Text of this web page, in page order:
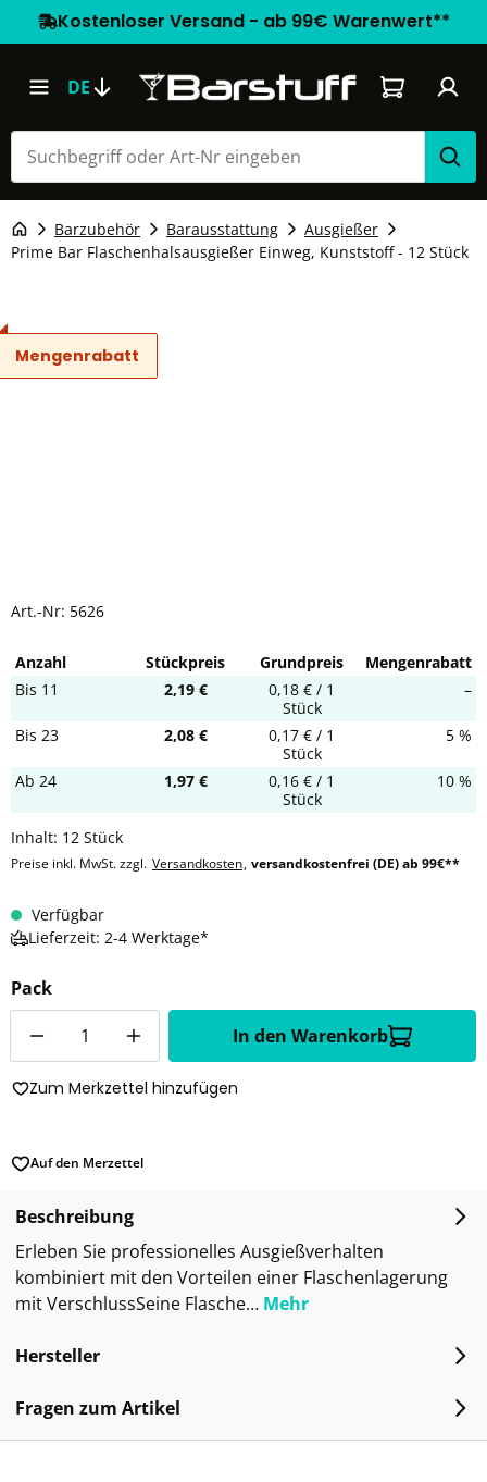
Kostenloser Versand - ab 99€ Warenwert**
DE Warenkorb
Barzubehör Barausstattung
Ausgießer
Prime Bar Flaschenhalsausgießer Einweg, Kunststoff - 12 Stück
Mengenrabatt
Art.-Nr: 5626
Anzahl Stückpreis Grundpreis
Mengenrabatt
Bis 11 2,19 €
0,18 € / 1
Stück
–
Bis 23 2,08 €
0,17 € / 1
Stück
5 %
Ab 24 1,97 €
0,16 € / 1
Stück
10 %
Inhalt: 12 Stück
Preise inkl. MwSt. zzgl. Versandkosten, versandkostenfrei (DE) ab 99€**
Verfügbar
Lieferzeit: 2-4 Werktage*
Pack
In den Warenkorb
Zum Merkzettel hinzufügen
Auf den Merzettel
Beschreibung
Erleben Sie professionelles Ausgießverhalten
kombiniert mit den Vorteilen einer Flaschenlagerung
mit VerschlussSeine Flasche… Mehr
Hersteller
Fragen zum Artikel